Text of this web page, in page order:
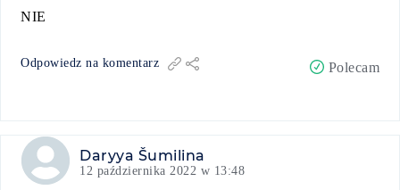
NIE
Odpowiedz na komentarz Polecam
Daryya Šumilina
12 października 2022 w 13:48